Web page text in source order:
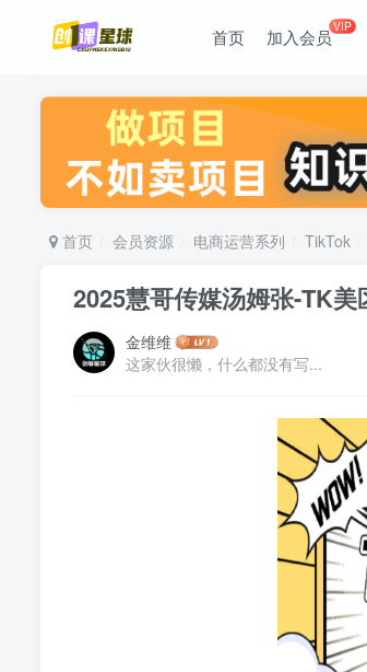
首页 加入会员VIP
首页 会员资源 电商运营系列 TikTok
2025慧哥传媒汤姆张-TK
金维维
这家伙很懒，什么都没有写...